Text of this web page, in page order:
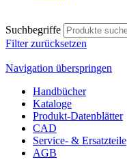
Suchbegriffe
Filter zurücksetzen
Navigation überspringen
Handbücher
Kataloge
Produkt-Datenblätter
CAD
Service- & Ersatzteile
AGB